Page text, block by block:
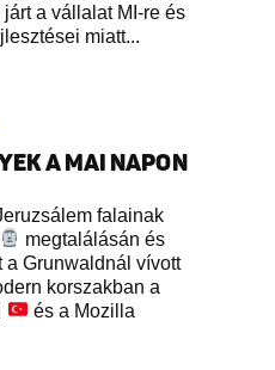
a vállalat MI-re és
miatt...
A MAI NAPON
falainak
megtalálásán és
a Grunwaldnál vívott
korszakban a
és a Mozilla